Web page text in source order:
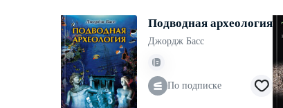
Подводная археология
Джордж Басс
По подписке